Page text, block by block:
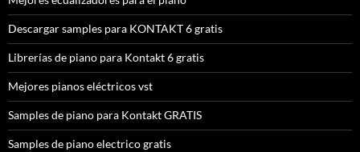
Descargar samples para KONTAKT 6 gratis
Librerías de piano para Kontakt 6 gratis
Mejores pianos eléctricos vst
Samples de piano para Kontakt GRATIS
Samples de piano electrico gratis